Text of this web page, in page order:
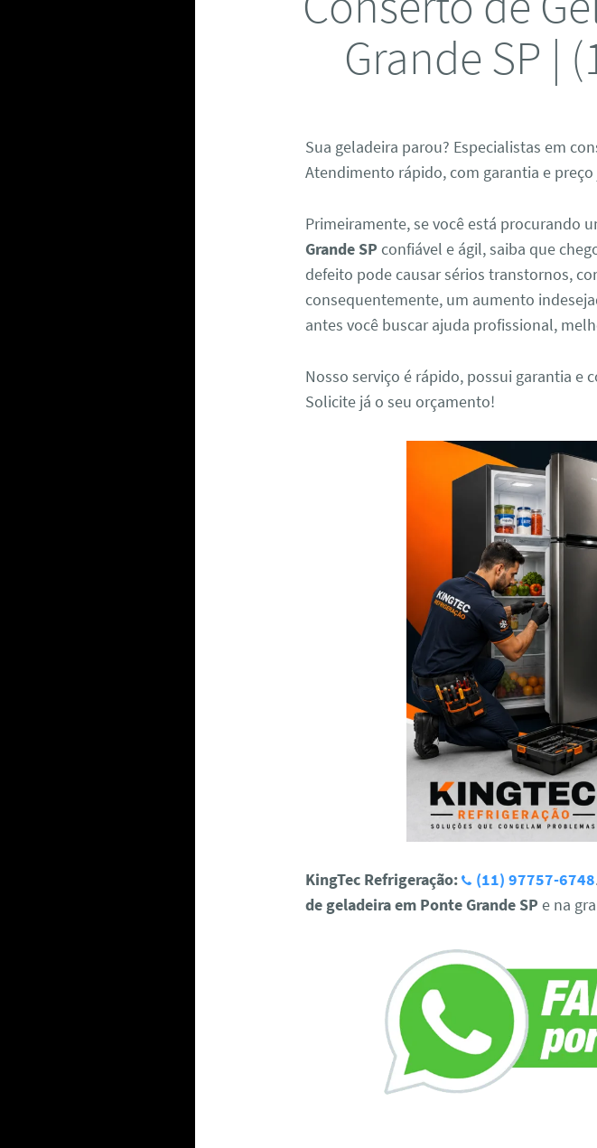
Grande SP |
Sua geladeira parou? Especialistas em
Atendimento rápido, com garantia e
Primeiramente, se você está procurando
Grande SP confiável e ágil, saiba que
defeito pode causar sérios transtornos,
consequentemente, um aumento
antes você buscar ajuda profissional,
Nosso serviço é rápido, possui garantia
Solicite já o seu orçamento!
KingTec Refrigeração: (11) 97757-6748
de geladeira em Ponte Grande SP e na